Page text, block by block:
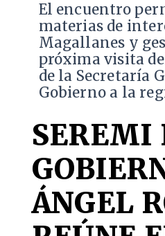
El encuentro
materias de
Magallanes y
próxima visita
de la Secretaría
Gobierno a la
SEREMI
ÁNGEL